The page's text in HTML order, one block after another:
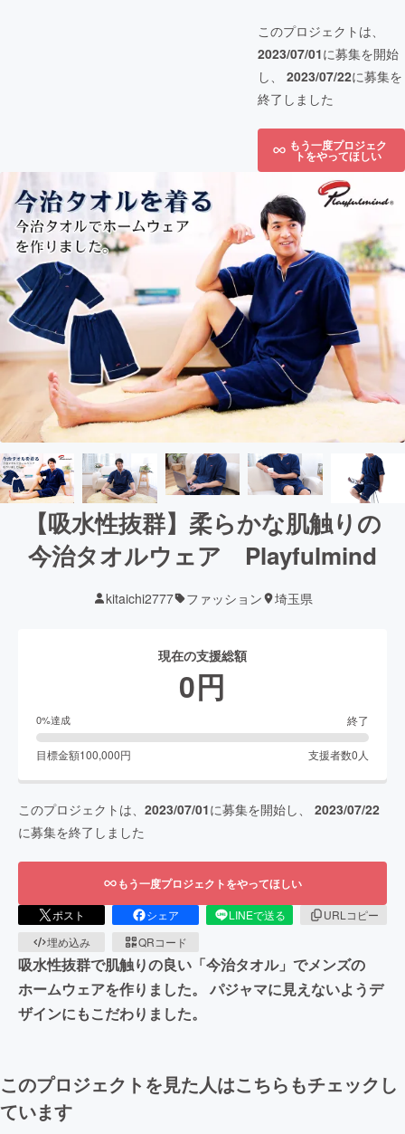
このプロジェクトは、
2023/07/01に募集を開始
し、 2023/07/22に募集を
終了しました
もう一度プロジェク
トをやってほしい
【吸水性抜群】柔らかな肌触りの
今治タオルウェア Playfulmind
kitaichi2777 ファッション 埼玉県
現在の支援総額
0円
0%達成 終了
目標金額100,000円 支援者数0 人
このプロジェクトは、 2023/07/01に募集を開始し、 2023/07/22
に募集を終了しました
もう一度プロジェクトをやってほしい
ポスト シェア LINEで送る
URLコピー
埋め込み
QRコード
吸水性抜群で肌触りの良い「今治タオル」でメンズの
ホームウェアを作りました。 パジャマに見えないようデ
ザインにもこだわりました。
このプロジェクトを見た人はこちらもチェックし
ています